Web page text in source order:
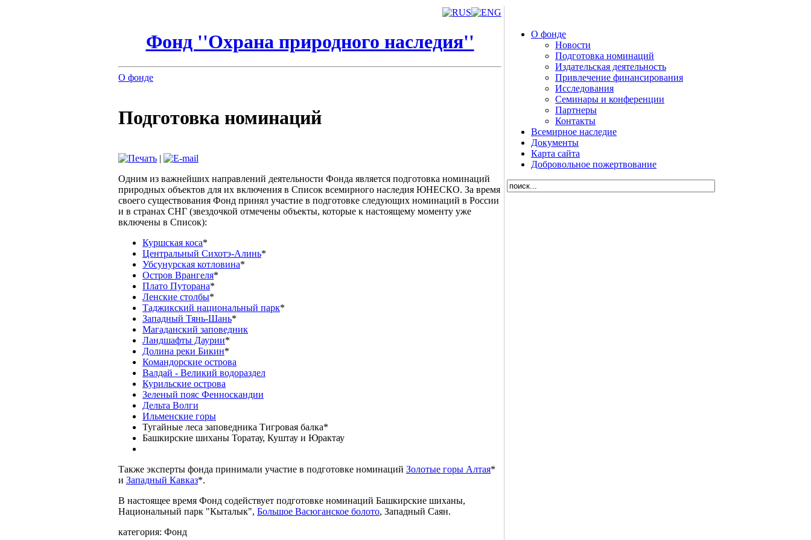
Фонд ''Охрана природного наследия''
О фонде
Подготовка номинаций
|
Одним из важнейших направлений деятельности Фонда является подготовка номинаций
природных объектов для их включения в Список всемирного наследия ЮНЕСКО. За время
своего существования Фонд принял участие в подготовке следующих номинаций в России
и в странах СНГ (звездочкой отмечены объекты, которые к настоящему моменту уже
включены в Список):
Куршская коса*
Центральный Сихотэ-Алинь*
Убсунурская котловина*
Остров Врангеля*
Плато Путорана*
Ленские столбы*
Таджикский национальный парк*
Западный Тянь-Шань*
Магаданский заповедник
Ландшафты Даурии*
Долина реки Бикин*
Командорские острова
Валдай - Великий водораздел
Курильские острова
Зеленый пояс Фенноскандии
Дельта Волги
Ильменские горы
Тугайные леса заповедника Тигровая балка*
Башкирские шиханы Торатау, Куштау и Юрактау
Также эксперты фонда принимали участие в подготовке номинаций Золотые горы Алтая*
и Западный Кавказ*.
В настоящее время Фонд содействует подготовке номинаций Башкирские шиханы,
Национальный парк "Кыталык", Большое Васюганское болото, Западный Саян.
категория: Фонд
О фонде
Новости
Подготовка номинаций
Издательская деятельность
Привлечение финансирования
Исследования
Семинары и конференции
Партнеры
Контакты
Всемирное наследие
Документы
Карта сайта
Добровольное пожертвование